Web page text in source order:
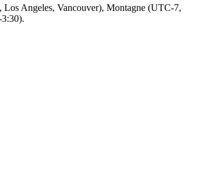
Angeles, Vancouver), Montagne (UTC-7,